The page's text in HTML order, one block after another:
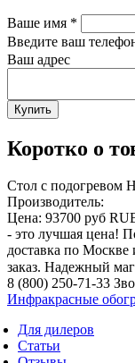
Ваше имя *
Введите ваш
Ваш адрес
Коротко о
Стол с подогревом
Производитель:
Цена: 93700 руб
- это лучшая цена!
доставка по
заказ. Надежный
8 (800) 250-71-33
Инфракрасные
Для дилеров
Статьи